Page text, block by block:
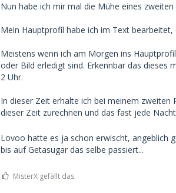
Nun habe ich mir mal die Mühe eines
Mein Hauptprofil habe ich im Text
Meistens wenn ich am Morgen ins
oder Bild erledigt sind. Erkennbar das dieses
2 Uhr.
In dieser Zeit erhalte ich bei meinem
dieser Zeit zurechnen und das fast jede
Lovoo hatte es ja schon erwischt, angeblich
bis auf Getasugar das selbe passiert...
MisterX gefällt das.